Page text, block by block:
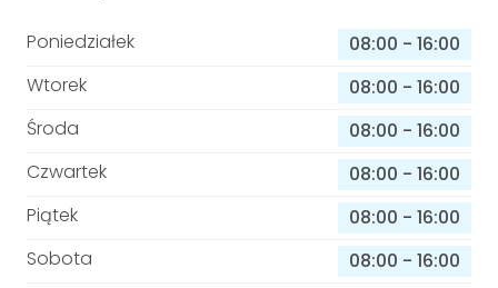
Poniedziałek 08:00 - 16:00
Wtorek
08:00 - 16:00
Środa
08:00 - 16:00
Czwartek
08:00 - 16:00
Piątek
08:00 - 16:00
Sobota
08:00 - 16:00